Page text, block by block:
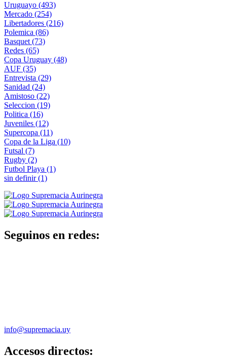
Uruguayo (493)
Mercado (254)
Libertadores (216)
Polemica (86)
Basquet (73)
Redes (65)
Copa Uruguay (48)
AUF (35)
Entrevista (29)
Sanidad (24)
Amistoso (22)
Seleccion (19)
Politica (16)
Juveniles (12)
Supercopa (11)
Copa de la Liga (10)
Futsal (7)
Rugby (2)
Futbol Playa (1)
sin definir(1)
Seguinos en redes:
info@supremacia.uy
Accesos directos: